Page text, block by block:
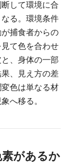
して環境に合
る。環境条件
捕食者からの
て色を合わせ
、身体の一部
、見え方の差
色は単なる材
へ移る。
があるか